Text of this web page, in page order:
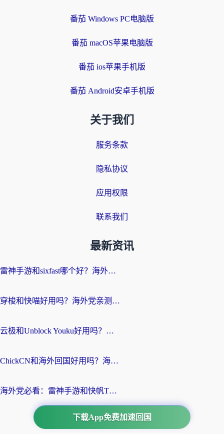
番茄 Windows PC电脑版
番茄 macOS苹果电脑版
番茄 ios苹果手机版
番茄 Android安卓手机版
关于我们
服务条款
隐私协议
应用权限
联系我们
最新资讯
雷神手游和sixfast哪个好？海外党亲测3款回国加速器，教你选对不踩坑
穿梭和快喵好用吗？海外党亲测：小众加速器对比+番茄加速器深度体验
云极和Unblock Youku好用吗？海外党亲测+2026回国加速器避坑指南
ChickCN和海外回国好用吗？海外党2026亲测：从手游到影音，选对加速器的3个关键
海外党必看：雷神手游和快帆TV版好用吗？3步选对回国加速器不踩坑
下载App免费加速回国